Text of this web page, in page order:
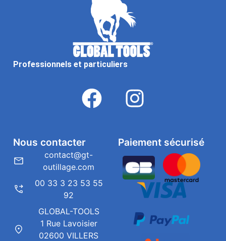
Professionnels et particuliers
Paiement sécurisé
Nous contacter
contact@gt-
outillage.com
00 33 3 23 53 55
92
GLOBAL-TOOLS
1 Rue Lavoisier
02600 VILLERS